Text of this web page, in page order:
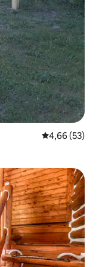
Gemiddelde
4,66 (53)